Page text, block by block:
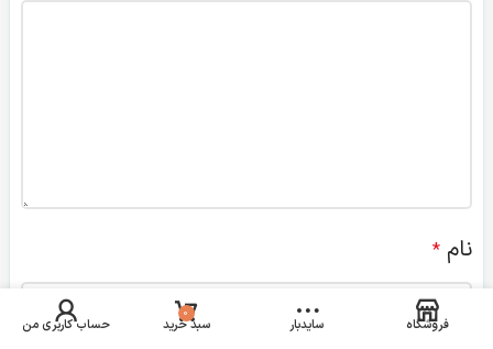
وب‌ سایت
فروشگاه سایدبار
0
سبد خرید حساب کاربری من